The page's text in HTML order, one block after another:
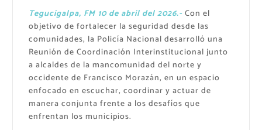
Tegucigalpa, FM 10 de abril del 2026.- Con el
objetivo de fortalecer la seguridad desde las
comunidades, la Policía Nacional desarrolló una
Reunión de Coordinación Interinstitucional junto
a alcaldes de la mancomunidad del norte y
occidente de Francisco Morazán, en un espacio
enfocado en escuchar, coordinar y actuar de
manera conjunta frente a los desafíos que
enfrentan los municipios.